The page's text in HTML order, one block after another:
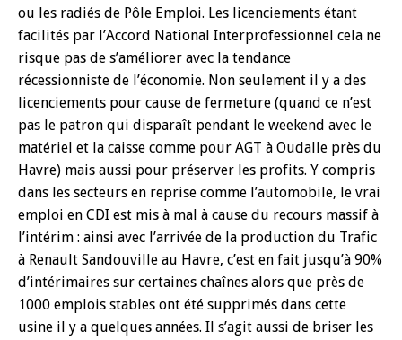
ou les radiés de Pôle Emploi. Les licenciements étant
facilités par l’Accord National Interprofessionnel cela ne
risque pas de s’améliorer avec la tendance
récessionniste de l’économie. Non seulement il y a des
licenciements pour cause de fermeture (quand ce n’est
pas le patron qui disparaît pendant le weekend avec le
matériel et la caisse comme pour AGT à Oudalle près du
Havre) mais aussi pour préserver les profits. Y compris
dans les secteurs en reprise comme l’automobile, le vrai
emploi en CDI est mis à mal à cause du recours massif à
l’intérim : ainsi avec l’arrivée de la production du Trafic
à Renault Sandouville au Havre, c’est en fait jusqu’à 90%
d’intérimaires sur certaines chaînes alors que près de
1000 emplois stables ont été supprimés dans cette
usine il y a quelques années. Il s’agit aussi de briser les